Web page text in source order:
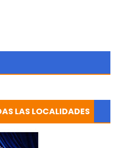
LAS LOCALIDADES